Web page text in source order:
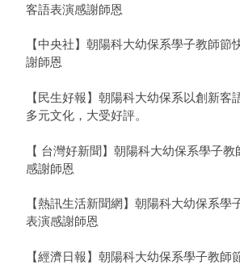
客語表演感謝師恩
【中央社】朝陽科大幼保系學子教師
謝師恩
【民生好報】朝陽科大幼保系以創新客
多元文化，大受好評。
【 台灣好新聞】朝陽科大幼保系學子
感謝師恩
【熱訊生活新聞網】朝陽科大幼保系學
表演感謝師恩
【經濟日報】朝陽科大幼保系學子教師